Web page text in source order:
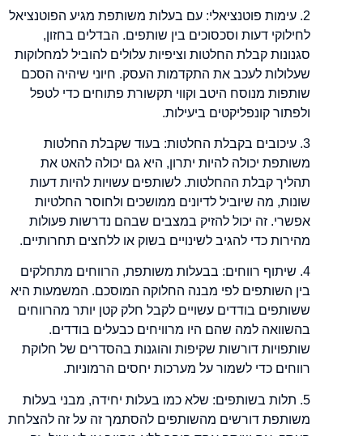
2. עימות פוטנציאלי: עם בעלות משותפת מגיע הפוטנציאל
לחילוקי דעות וסכסוכים בין שותפים. הבדלים בחזון,
סגנונות קבלת החלטות וציפיות עלולים להוביל למחלוקות
שעלולות לעכב את התקדמות העסק. חיוני שיהיה הסכם
שותפות מנוסח היטב וקווי תקשורת פתוחים כדי לטפל
ולפתור קונפליקטים ביעילות.
3. עיכובים בקבלת החלטות: בעוד שקבלת החלטות
משותפת יכולה להיות יתרון, היא גם יכולה להאט את
תהליך קבלת ההחלטות. לשותפים עשויות להיות דעות
שונות, מה שיוביל לדיונים ממושכים ולחוסר החלטיות
אפשרי. זה יכול להזיק במצבים שבהם נדרשות פעולות
מהירות כדי להגיב לשינויים בשוק או ללחצים תחרותיים.
4. שיתוף רווחים: בבעלות משותפת, הרווחים מתחלקים
בין השותפים לפי מבנה החלוקה המוסכם. המשמעות היא
ששותפים בודדים עשויים לקבל חלק קטן יותר מהרווחים
בהשוואה למה שהם היו מרוויחים כבעלים בודדים.
שותפויות דורשות שקיפות והוגנות בהסדרים של חלוקת
רווחים כדי לשמור על מערכות יחסים הרמוניות.
5. תלות בשותפים: שלא כמו בעלות יחידה, מבני בעלות
משותפת דורשים מהשותפים להסתמך זה על זה להצלחת